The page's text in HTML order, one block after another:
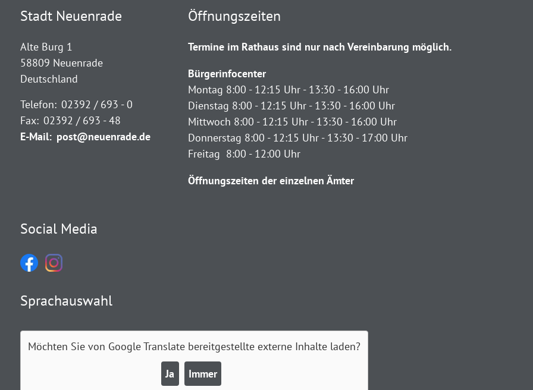
Stadt Neuenrade
Alte Burg 1
58809 Neuenrade
Deutschland
Telefon: 02392 / 693 - 0
Fax: 02392 / 693 - 48
E-Mail: post@neuenrade.de
Öffnungszeiten
Termine im Rathaus sind nur nach Vereinbarung möglich.
Bürgerinfocenter
Montag 8:00 - 12:15 Uhr - 13:30 - 16:00 Uhr
Dienstag 8:00 - 12:15 Uhr - 13:30 - 16:00 Uhr
Mittwoch 8:00 - 12:15 Uhr - 13:30 - 16:00 Uhr
Donnerstag 8:00 - 12:15 Uhr - 13:30 - 17:00 Uhr
Freitag 8:00 - 12:00 Uhr
Öffnungszeiten der einzelnen Ämter
Social Media
Sprachauswahl
Möchten Sie von Google Translatebereitgestellte externe Inhalte laden?
Ja Immer